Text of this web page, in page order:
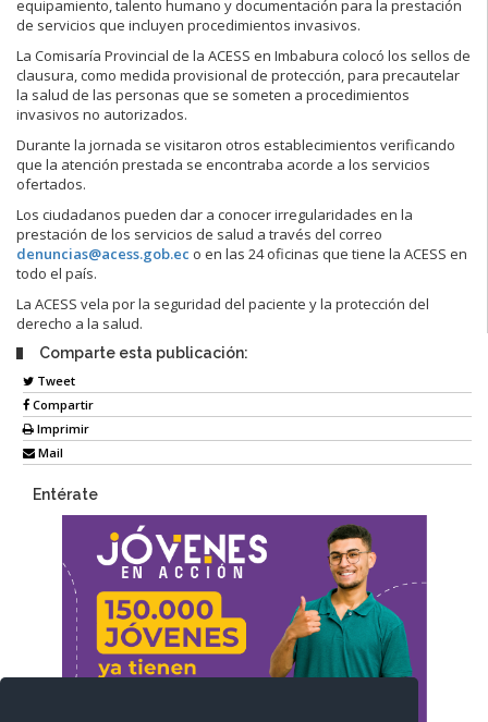
equipamiento, talento humano y documentación para la prestación
de servicios que incluyen procedimientos invasivos.
La Comisaría Provincial de la ACESS en Imbabura colocó los sellos de
clausura, como medida provisional de protección, para precautelar
la salud de las personas que se someten a procedimientos
invasivos no autorizados.
Durante la jornada se visitaron otros establecimientos verificando
que la atención prestada se encontraba acorde a los servicios
ofertados.
Los ciudadanos pueden dar a conocer irregularidades en la
prestación de los servicios de salud a través del correo
denuncias@acess.gob.ec o en las 24 oficinas que tiene la ACESS en
todo el país.
La ACESS vela por la seguridad del paciente y la protección del
derecho a la salud.
Comparte esta publicación:
Tweet
Compartir
Imprimir
Mail
Entérate